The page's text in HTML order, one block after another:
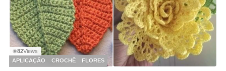
◉82Views
APLICAÇÃO
CROCHÊ FLORES